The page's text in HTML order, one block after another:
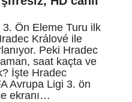
Ön Eleme Turu ilk
Králové ile
Peki Hradec
saat kaçta ve
İşte Hradec
Avrupa Ligi 3. ön
ekranı…